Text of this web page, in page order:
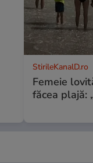
StirileKanalD.ro
Femeie
făcea plajă: